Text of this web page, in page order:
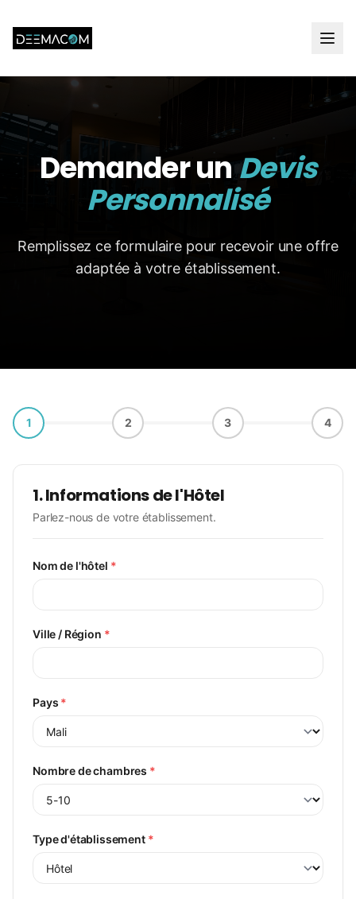
Services
Création Site Web
Gestion Réservation
Marketing Digital
Burkina Faso (Ouaga)
Guinée (Conakry)
Mali (Bamako)
Blog
Contactez-nous
Demander unDevis
Personnalisé
Remplissez ce formulaire pour recevoir une offre
adaptée à votre établissement.
1 2 3 4
1. Informations de l'Hôtel
Parlez-nous de votre établissement.
Nom de l'hôtel *
Ville / Région *
Pays *
Nombre de chambres *
Type d'établissement *